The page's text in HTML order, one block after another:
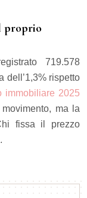
proprio
719.578
dell’1,3% rispetto
immobiliare 2025
movimento, ma la
fissa il prezzo